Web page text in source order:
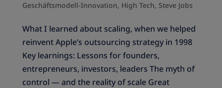
Geschäftsmodell-Innovation, High Tech, Steve Jobs
What I learned about scaling, when we helped
reinvent Apple’s outsourcing strategy in 1998
Key learnings: Lessons for founders,
entrepreneurs, investors, leaders The myth of
control — and the reality of scale Great